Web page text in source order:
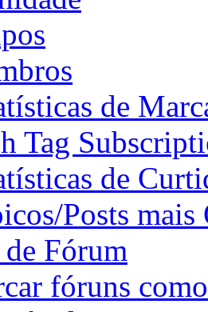
de
Tag
de
Posts mais
Fórum
fóruns